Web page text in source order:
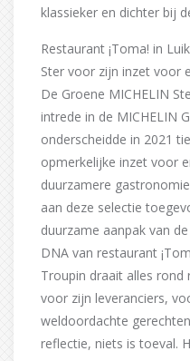
klassieker en dichter bij
Restaurant ¡Toma! in
Ster voor zijn inzet voor
De Groene MICHELIN
intrede in de MICHELIN
onderscheidde in 2021
opmerkelijke inzet voor
duurzamere
aan deze selectie
duurzame aanpak van
DNA van restaurant
Troupin draait alles rond
voor zijn leveranciers,
weldoordachte
reflectie, niets is toeval.